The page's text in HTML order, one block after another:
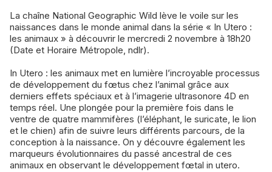
La chaîne National Geographic Wild lève le voile sur les
naissances dans le monde animal dans la série « In Utero :
les animaux » à découvrir le mercredi 2 novembre à 18h20
(Date et Horaire Métropole, ndlr).
In Utero : les animaux met en lumière l’incroyable processus
de développement du fœtus chez l’animal grâce aux
derniers effets spéciaux et à l’imagerie ultrasonore 4D en
temps réel. Une plongée pour la première fois dans le
ventre de quatre mammifères (l’éléphant, le suricate, le lion
et le chien) afin de suivre leurs différents parcours, de la
conception à la naissance. On y découvre également les
marqueurs évolutionnaires du passé ancestral de ces
animaux en observant le développement fœtal in utero.